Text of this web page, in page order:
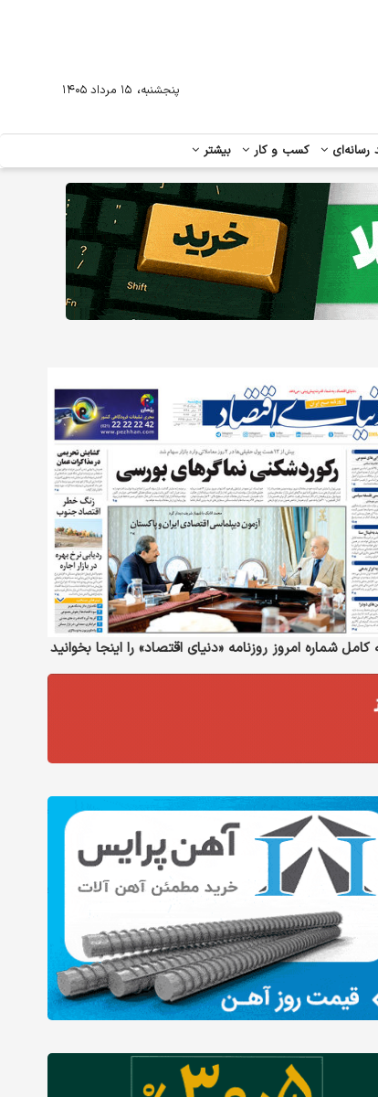
رسانه‌ای کسب و کار بیشتر
پنجشنبه، ۱۵ مرداد ۱۴۰۵
شماره امروز روزنامه «دنیای‌ اقتصاد» را اینجا بخوانید